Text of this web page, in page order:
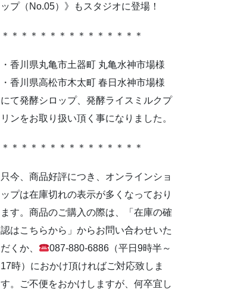
ップ（No.05）》もスタジオに登場！
＊＊＊＊＊＊＊＊＊＊＊＊＊＊＊
・香川県丸亀市土器町 丸亀水神市場様
・香川県高松市木太町 春日水神市場様
にて発酵シロップ、発酵ライスミルクプ
リンをお取り扱い頂く事になりました。
＊＊＊＊＊＊＊＊＊＊＊＊＊＊＊
只今、商品好評につき、オンラインショ
ップは在庫切れの表示が多くなっており
ます。商品のご購入の際は、「在庫の確
認はこちらから」からお問い合わせいた
だくか、
087-880-6886（平日9時半～
17時）におかけ頂ければご対応致しま
す。ご不便をおかけしますが、何卒宜し